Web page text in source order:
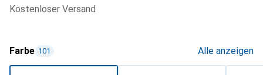
kostenloser Versand
Farbe 101 Alle anzeigen